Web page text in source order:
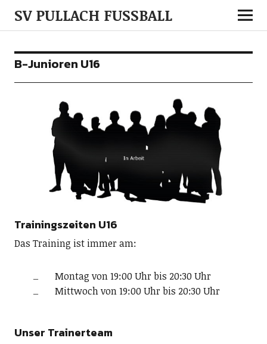
SV PULLACH FUSSBALL
B-Junioren U16
Trainingszeiten U16
Das Training ist immer am:
Montag von 19:00 Uhr bis 20:30 Uhr
Mittwoch von 19:00 Uhr bis 20:30 Uhr
Unser Trainerteam